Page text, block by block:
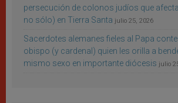
persecución de colonos judíos que
no sólo) en Tierra Santa julio 25, 2026
Sacerdotes alemanes fieles al Papa
obispo (y cardenal) quien les orilla a
mismo sexo en importante diócesis julio